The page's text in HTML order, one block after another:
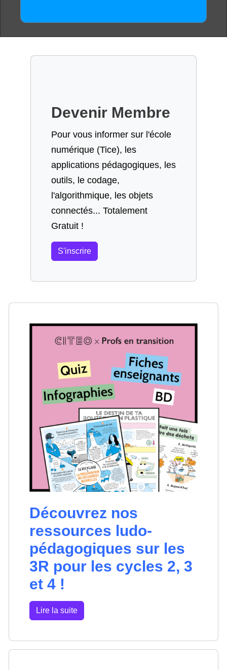
Devenir Membre
Pour vous informer sur l'école
numérique (Tice), les
applications pédagogiques, les
outils, le codage,
l'algorithmique, les objets
connectés... Totalement
Gratuit !
S'inscrire
Découvrez nos
ressources ludo-
pédagogiques sur les
3R pour les cycles 2, 3
et 4 !
Lire la suite